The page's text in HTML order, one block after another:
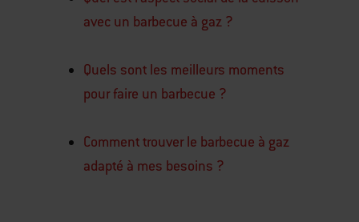
avec un barbecue à gaz ?
Quels sont les meilleurs moments
pour faire un barbecue ?
Comment trouver le barbecue à gaz
adapté à mes besoins ?